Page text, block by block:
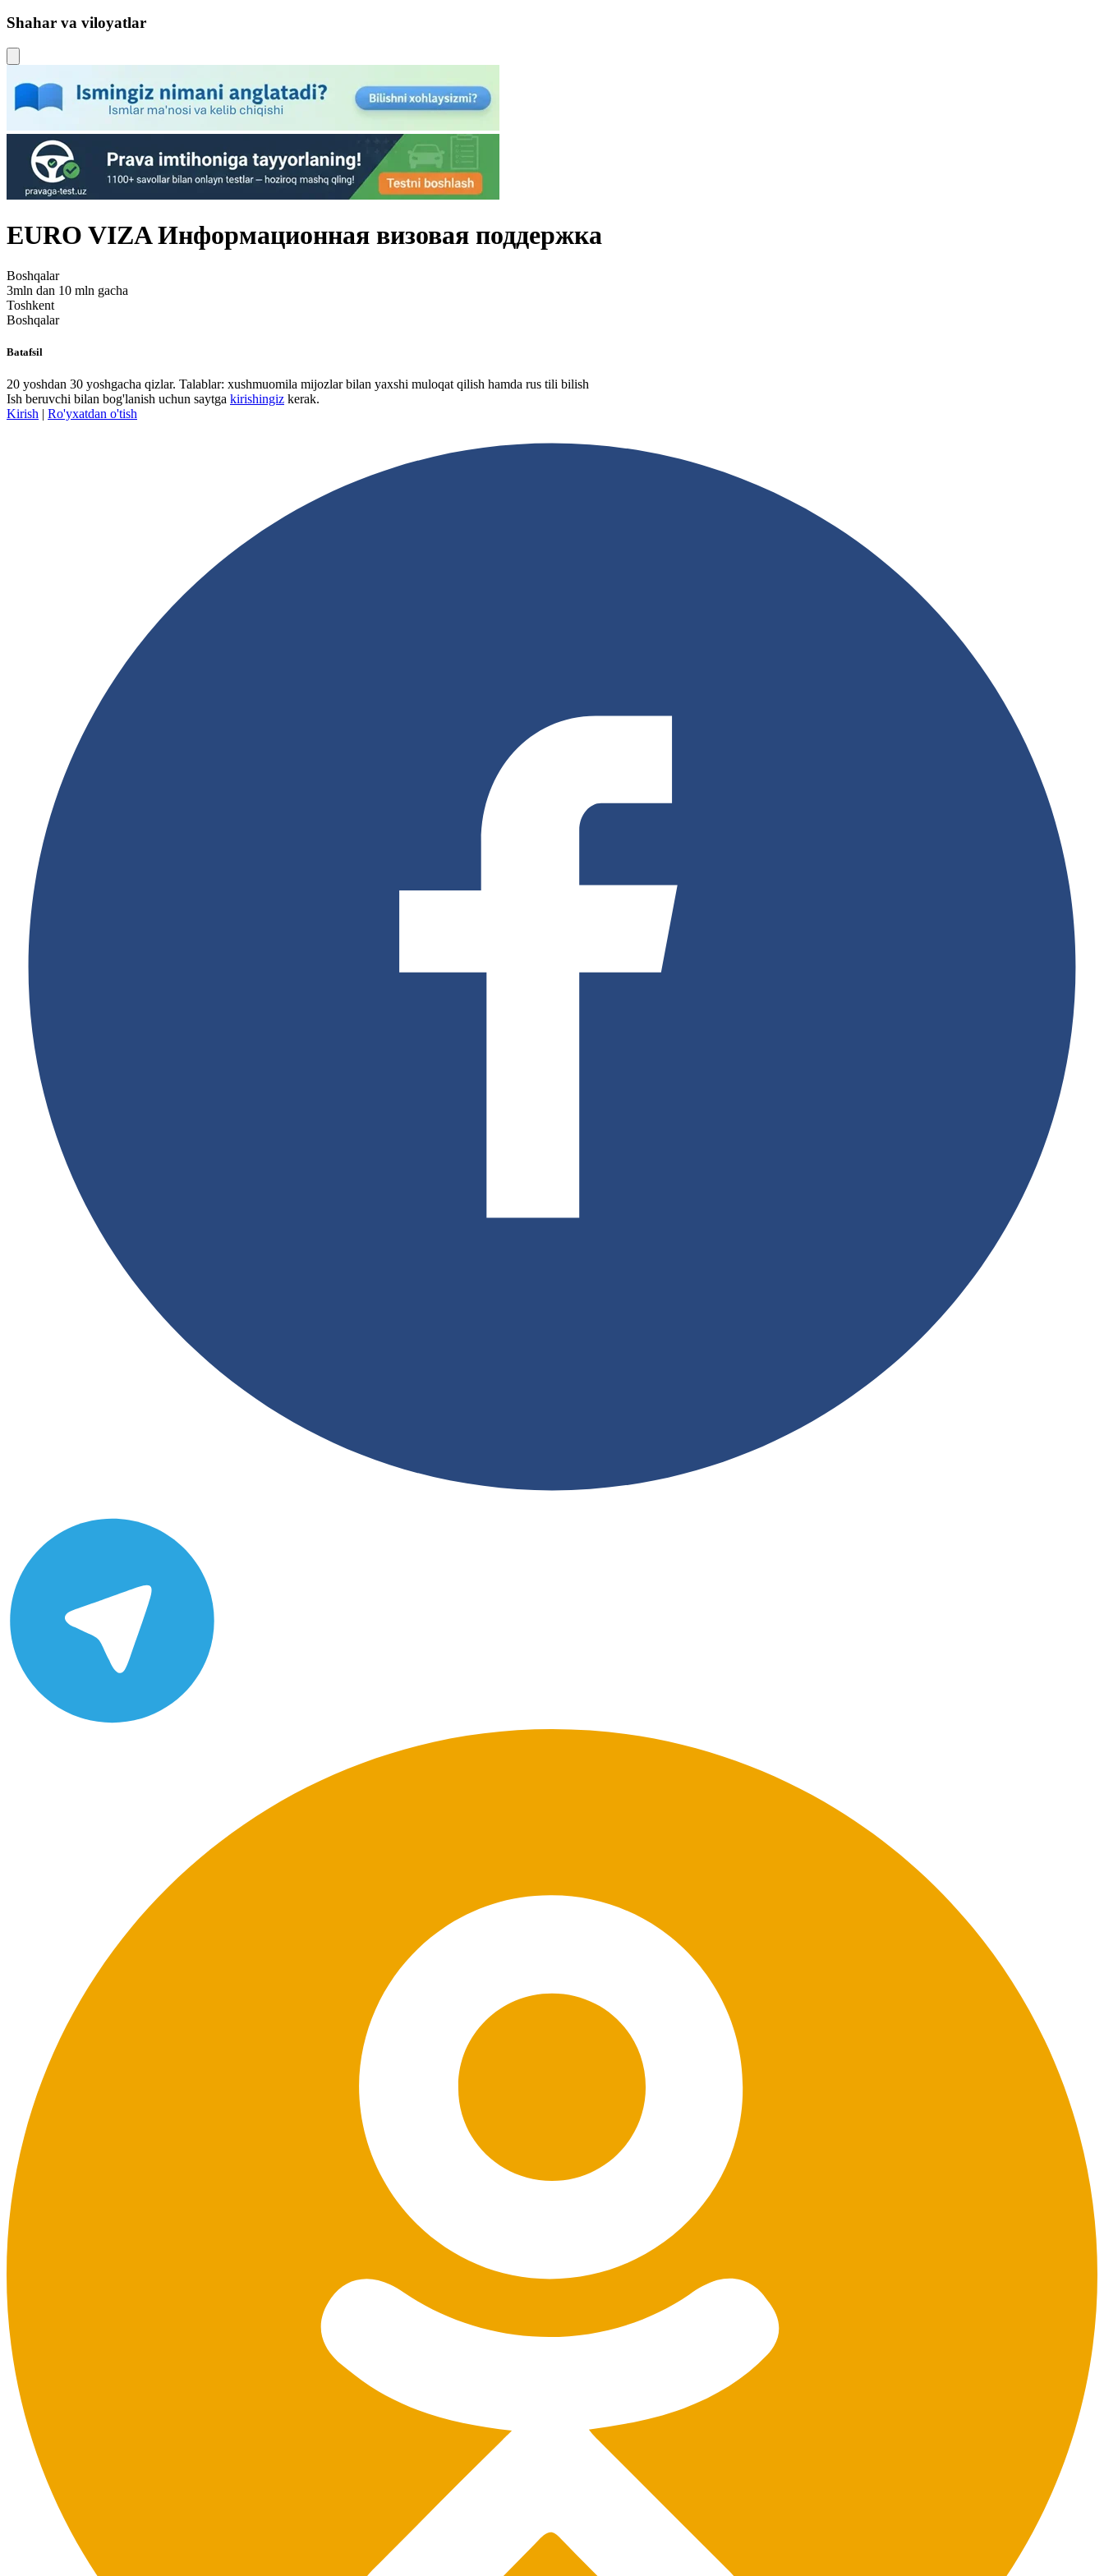
Shahar va viloyatlar
EURO VIZA Информационная визовая поддержка
Boshqalar
3mln dan 10 mln gacha
Toshkent
Boshqalar
Batafsil
20 yoshdan 30 yoshgacha qizlar. Talablar: xushmuomila mijozlar bilan yaxshi muloqat qilish hamda rus tili bilish
Ish beruvchi bilan bog'lanish uchun saytga kirishingiz kerak.
Kirish | Ro'yxatdan o'tish